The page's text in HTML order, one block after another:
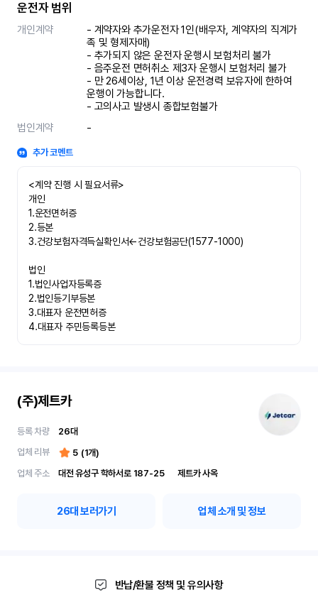
운전자 범위
개인계약
- 계약자와 추가운전자 1인(배우자, 계약자의 직계가
족 및 형제자매)
- 추가되지 않은 운전자 운행시 보험처리 불가
- 음주운전 면허취소 제3자 운행시 보험처리 불가
- 만 26세이상, 1년 이상 운전경력 보유자에 한하여
운행이 가능합니다.
- 고의사고 발생시 종합보험불가
법인계약
-
추가 코멘트
<계약 진행 시 필요서류>
개인
1.운전면허증
2.등본
3.건강보험자격득실확인서←건강보험공단(1577-1000)
법인
1.법인사업자등록증
2.법인등기부등본
3.대표자 운전면허증
4.대표자 주민등록등본
(주)제트카
등록 차량 26대
업체 리뷰
5 (1개)
업체 주소
대전 유성구 학하서로 187-25	제트카 사옥
26대 보러가기 업체 소개 및 정보
반납/환불 정책 및 유의사항